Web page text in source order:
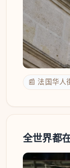
📰 法国华人
全世界都